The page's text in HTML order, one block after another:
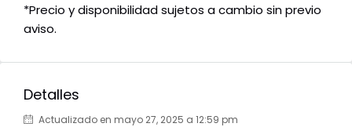
*Precio y disponibilidad sujetos a cambio sin previo
aviso.
Detalles
Actualizado en mayo 27, 2025 a 12:59 pm